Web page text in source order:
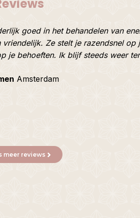
goed in het behandelen van
Ze stelt je razendsnel op
je behoeften. Ik blijf steeds weer
Amsterdam
meer reviews